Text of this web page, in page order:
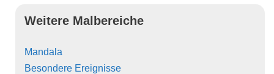
Weitere Malbereiche
Mandala
Besondere Ereignisse